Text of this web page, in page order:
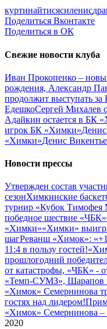
куртинайтисясиленис
Поделиться Вконтакте
Поделиться в ОК
Свежие новости клуба
Иван Прокопенко –
рождения, Александр
продолжит выступать
ЕдешкоСергей Михалев
Адайкин остается в БК
игрок БК «Химки»
«Химки»Денис
Новости прессы
Утвержден состав
сезонХимкинские
турнир «Кубок Тимофея
победное шествие «ЧБК»
«Химки»«Химки»
шагРеванш «Химок»:
11:4 в пользу гостей!
прошлогодний
от катастрофы, «ЧБК» -
«Темп-СУМЗ», Шарапов
«Химок» Семернинова
гостях над лидером!
«Химок» Семернинова –
2020